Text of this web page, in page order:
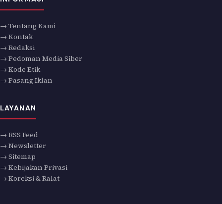
→ Tentang Kami
→ Kontak
→ Redaksi
→ Pedoman Media Siber
→ Kode Etik
→ Pasang Iklan
LAYANAN
→ RSS Feed
→ Newsletter
→ Sitemap
→ Kebijakan Privasi
→ Koreksi & Ralat